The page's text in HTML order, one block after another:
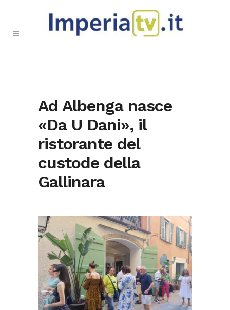
Ad Albenga nasce
«Da U Dani», il
ristorante del
custode della
Gallinara